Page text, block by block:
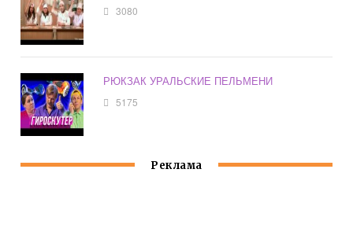
3080
РЮКЗАК УРАЛЬСКИЕ ПЕЛЬМЕНИ
5175
Реклама